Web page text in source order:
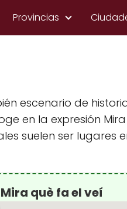
Provincias
escenario de
en la expresión
suelen ser lugares
què fa el veí